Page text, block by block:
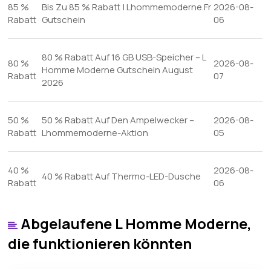
85 %
Rabatt
Bis Zu 85 % Rabatt | Lhommemoderne.Fr
Gutschein
2026-08-
06
80 %
Rabatt
80 % Rabatt Auf 16 GB USB-Speicher – L
Homme Moderne Gutschein August
2026
2026-08-
07
50 %
Rabatt
50 % Rabatt Auf Den Ampelwecker –
Lhommemoderne-Aktion
2026-08-
05
40 %
Rabatt
40 % Rabatt Auf Thermo-LED-Dusche
2026-08-
06
Abgelaufene L Homme Moderne,
die funktionieren könnten